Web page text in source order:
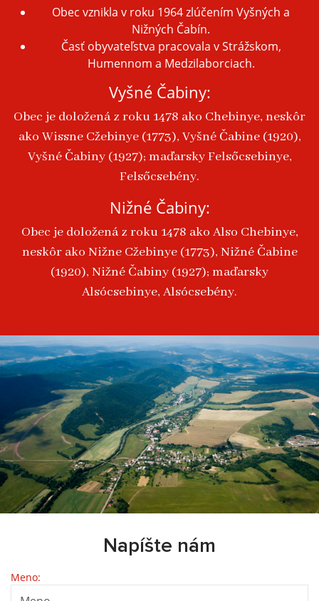
Obec vznikla v roku 1964 zlúčením Vyšných a
Nižných Čabín.
Časť obyvateľstva pracovala v Strážskom,
Humennom a Medzilaborciach.
Vyšné Čabiny:
Obec je doložená z roku 1478 ako Chebinye, neskôr
ako Wissne Cžebinye (1773), Vyšné Čabine (1920),
Vyšné Čabiny (1927); maďarsky Felsőcsebinye,
Felsőcsebény.
Nižné Čabiny:
Obec je doložená z roku 1478 ako Also Chebinye,
neskôr ako Nižne Cžebinye (1773), Nižné Čabine
(1920), Nižné Čabiny (1927); maďarsky
Alsócsebinye, Alsócsebény.
Napíšte nám
Meno: